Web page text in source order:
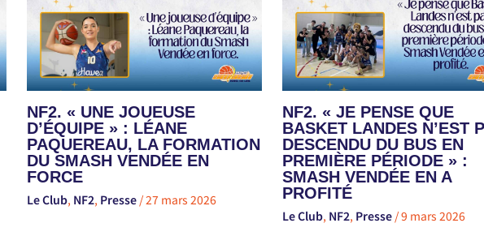
NF2. « UNE JOUEUSE
D’ÉQUIPE » : LÉANE
PAQUEREAU, LA FORMATION
DU SMASH VENDÉE EN
FORCE
Le Club, NF2, Presse /27 mars 2026
NF2. « JE PENSE QUE
BASKET LANDES N’EST
DESCENDU DU BUS EN
PREMIÈRE PÉRIODE » :
SMASH VENDÉE EN A
PROFITÉ
Le Club, NF2, Presse /9 mars 2026